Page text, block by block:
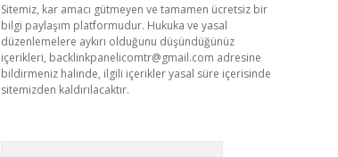
Sitemiz, kar amacı gütmeyen ve tamamen ücretsiz bir
bilgi paylaşım platformudur. Hukuka ve yasal
düzenlemelere aykırı olduğunu düşündüğünüz
içerikleri, backlinkpanelicomtr@gmail.com adresine
bildirmeniz halinde, ilgili içerikler yasal süre içerisinde
sitemizden kaldırılacaktır.